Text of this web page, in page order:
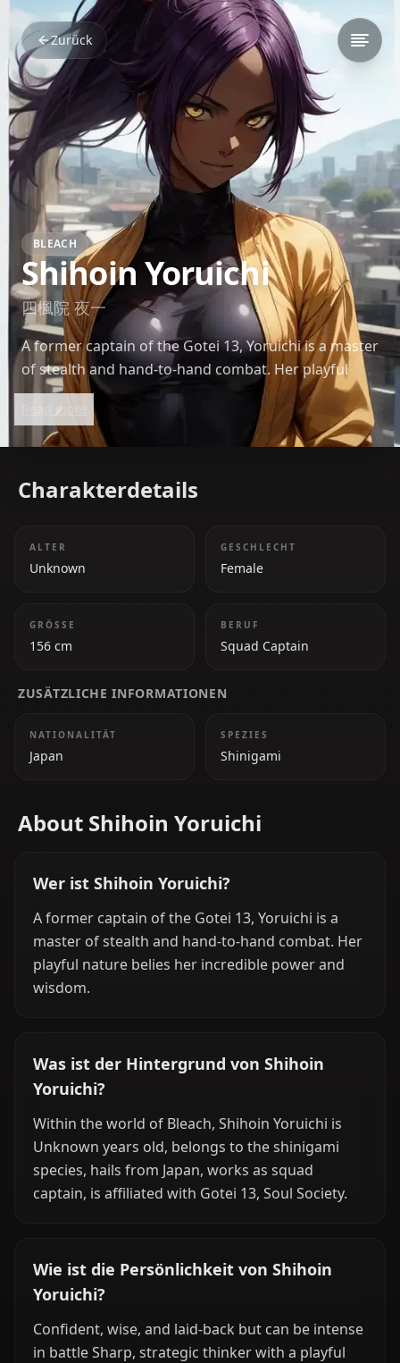
Zurück
BLEACH
Shihoin Yoruichi
四楓院 夜一
A former captain of the Gotei 13, Yoruichi is a master
of stealth and hand-to-hand combat. Her playful
nature belies her incredible power and wisdom.
Read more
Charakterdetails
ALTER
Unknown
GESCHLECHT
Female
GRÖSSE
156 cm
BERUF
Squad Captain
ZUSÄTZLICHE INFORMATIONEN
NATIONALITÄT
Japan
SPEZIES
Shinigami
About Shihoin Yoruichi
Wer ist Shihoin Yoruichi?
A former captain of the Gotei 13, Yoruichi is a
master of stealth and hand-to-hand combat. Her
playful nature belies her incredible power and
wisdom.
Was ist der Hintergrund von Shihoin
Yoruichi?
Within the world of Bleach, Shihoin Yoruichi is
Unknown years old, belongs to the shinigami
species, hails from Japan, works as squad
captain, is affiliated with Gotei 13, Soul Society.
Wie ist die Persönlichkeit von Shihoin
Yoruichi?
Confident, wise, and laid-back but can be intense
in battle Sharp, strategic thinker with a playful